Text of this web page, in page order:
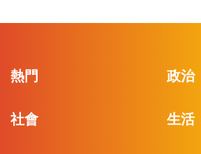
熱門 政治
社會 生活